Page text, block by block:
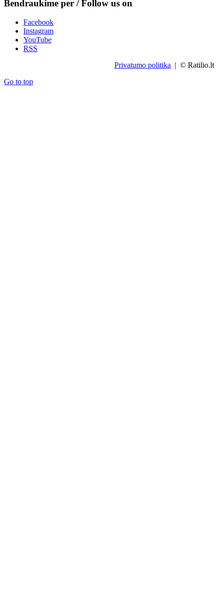
Bendraukime per / Follow us on
Facebook
Instagram
YouTube
RSS
Privatumo politika | © Ratilio.lt
Go to top